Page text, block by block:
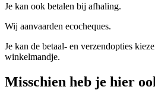
Je kan ook betalen bij afhaling.
Wij aanvaarden ecocheques.
Je kan de betaal- en verzendopties
winkelmandje.
Misschien heb je hier